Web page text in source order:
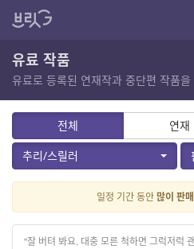
유료 작품
유료로 등록된 연재작과 중단편 작품
전체 연재
추리/스릴러
일정 기간 동안많이 판
“잘 버텨 봐요. 대충 모른 척하면 그럭저럭